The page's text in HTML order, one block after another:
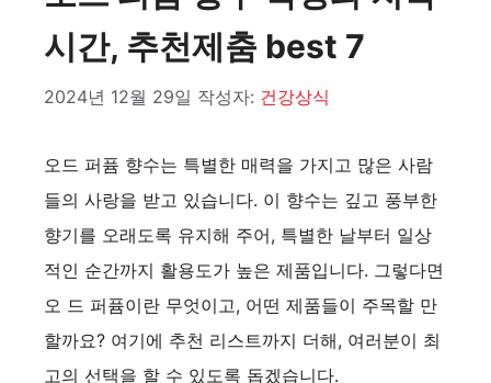
시간, 추천제춤 best 7
2024년 12월 29일 작성자: 건강상식
오드 퍼퓸 향수는 특별한 매력을 가지고 많은 사람
들의 사랑을 받고 있습니다. 이 향수는 깊고 풍부한
향기를 오래도록 유지해 주어, 특별한 날부터 일상
적인 순간까지 활용도가 높은 제품입니다. 그렇다면
오 드 퍼퓸이란 무엇이고, 어떤 제품들이 주목할 만
할까요? 여기에 추천 리스트까지 더해, 여러분이 최
고의 선택을 할 수 있도록 돕겠습니다.